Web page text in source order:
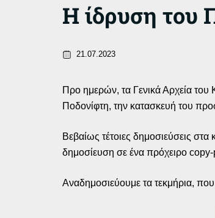
Η ίδρυση του
21.07.2023
Προ ημερών, τα Γενικά Αρχεία του
Ποδονίφτη, την κατασκευή του
Βεβαίως τέτοιες δημοσιεύσεις
δημοσίευση σε ένα πρόχειρο
Αναδημοσιεύουμε τα τεκμήρια,